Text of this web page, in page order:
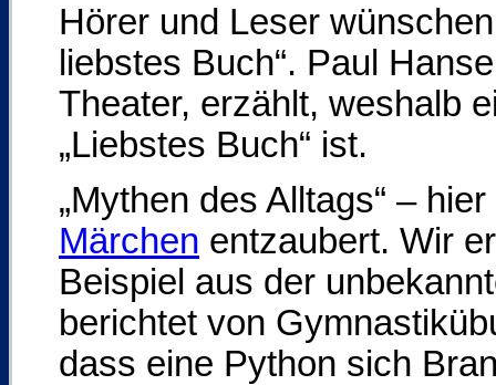
Hörer und Leser
liebstes Buch“. Paul
Theater, erzählt, weshalb
„Liebstes Buch“ ist.
„Mythen des Alltags“ –
Märchen entzaubert. Wir
Beispiel aus der
berichtet von
dass eine Python sich